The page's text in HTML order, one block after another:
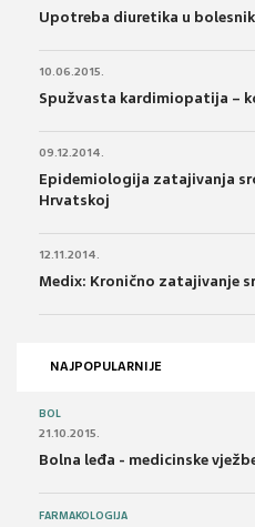
Upotreba diuretika u
10.06.2015.
Spužvasta kardimiopatija –
09.12.2014.
Epidemiologija zatajivanja
Hrvatskoj
12.11.2014.
Medix: Kronično zatajivanje
NAJPOPULARNIJE
BOL
21.10.2015.
Bolna leđa - medicinske
FARMAKOLOGIJA